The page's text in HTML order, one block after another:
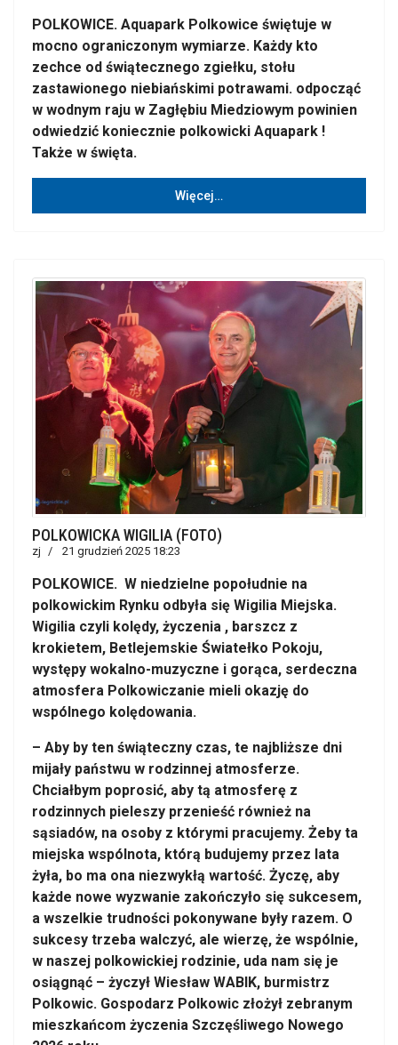
POLKOWICE. Aquapark Polkowice świętuje w
mocno ograniczonym wymiarze. Każdy kto
zechce od świątecznego zgiełku, stołu
zastawionego niebiańskimi potrawami. odpocząć
w wodnym raju w Zagłębiu Miedziowym powinien
odwiedzić koniecznie polkowicki Aquapark !
Także w święta.
Więcej…
POLKOWICKA WIGILIA (FOTO)
zj 21 grudzień 2025 18:23
POLKOWICE. W niedzielne popołudnie na
polkowickim Rynku odbyła się Wigilia Miejska.
Wigilia czyli kolędy, życzenia , barszcz z
krokietem, Betlejemskie Światełko Pokoju,
występy wokalno-muzyczne i gorąca, serdeczna
atmosfera Polkowiczanie mieli okazję do
wspólnego kolędowania.
– Aby by ten świąteczny czas, te najbliższe dni
mijały państwu w rodzinnej atmosferze.
Chciałbym poprosić, aby tą atmosferę z
rodzinnych pieleszy przenieść również na
sąsiadów, na osoby z którymi pracujemy. Żeby ta
miejska wspólnota, którą budujemy przez lata
żyła, bo ma ona niezwykłą wartość. Życzę, aby
każde nowe wyzwanie zakończyło się sukcesem,
a wszelkie trudności pokonywane były razem. O
sukcesy trzeba walczyć, ale wierzę, że wspólnie,
w naszej polkowickiej rodzinie, uda nam się je
osiągnąć – życzył Wiesław WABIK, burmistrz
Polkowic. Gospodarz Polkowic złożył zebranym
mieszkańcom życzenia Szczęśliwego Nowego